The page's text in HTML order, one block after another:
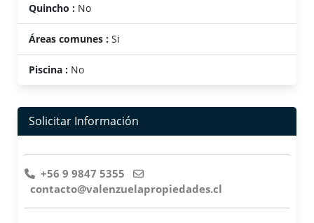
Quincho : No
Áreas comunes : Si
Piscina : No
Solicitar Información
+56 9 9847 5355
contacto@valenzuelapropiedades.cl